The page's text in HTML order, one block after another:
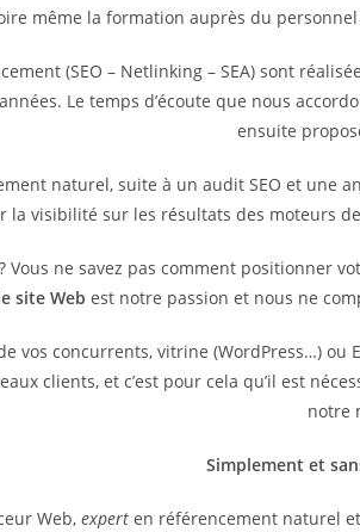
même la formation auprès du
(SEO – Netlinking – SEA) sont
Le temps d’écoute que nous
ensuite
naturel, suite à un audit SEO et une
visibilité sur les résultats des moteurs
ne savez pas comment positionner
site Web est notre passion et nous ne
vos concurrents, vitrine (WordPress…)
clients, et c’est pour cela qu’il est
notre
Simplement et
Web, expert en référencement naturel